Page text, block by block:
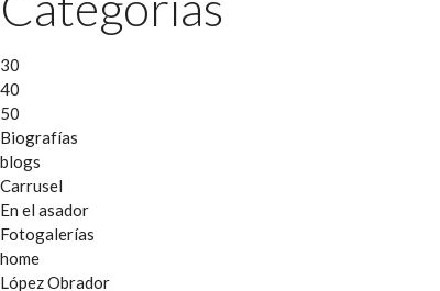
30
40
50
Biografías
blogs
Carrusel
En el asador
Fotogalerías
home
López Obrador